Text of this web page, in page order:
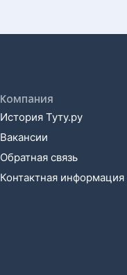
Компания
История Туту.ру
Вакансии
Обратная связь
Контактная информация